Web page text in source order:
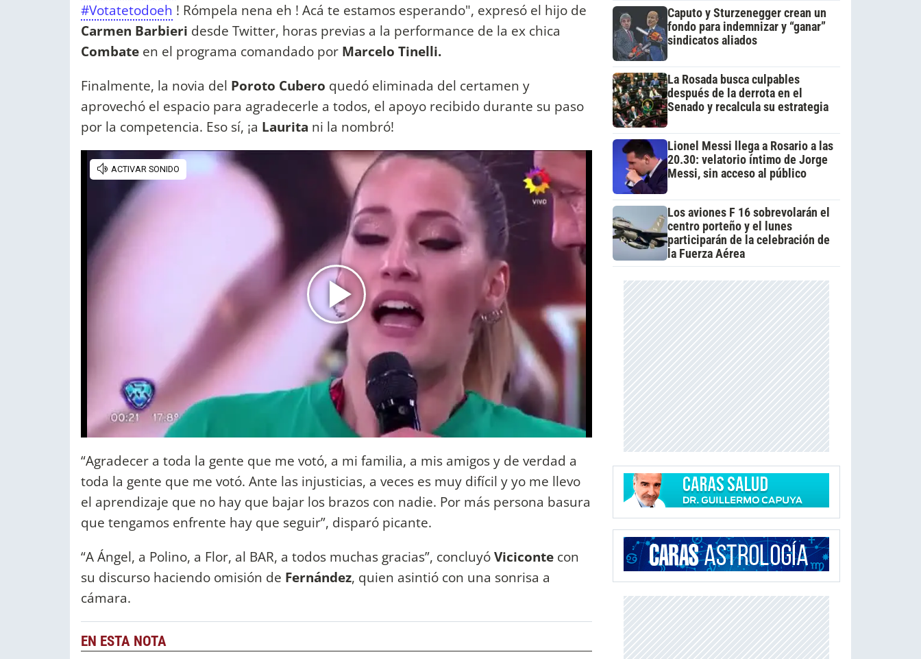
#Votatetodoeh ! Rómpela nena eh ! Acá te estamos esperando", expresó el hijo de
Carmen Barbieri desde Twitter, horas previas a la performance de la ex chica
Combate en el programa comandado por Marcelo Tinelli.
Finalmente, la novia del Poroto Cubero quedó eliminada del certamen y
aprovechó el espacio para agradecerle a todos, el apoyo recibido durante su paso
por la competencia. Eso sí, ¡a Laurita ni la nombró!
“Agradecer a toda la gente que me votó, a mi familia, a mis amigos y de verdad a
toda la gente que me votó. Ante las injusticias, a veces es muy difícil y yo me llevo
el aprendizaje que no hay que bajar los brazos con nadie. Por más persona basura
que tengamos enfrente hay que seguir”, disparó picante.
“A Ángel, a Polino, a Flor, al BAR, a todos muchas gracias”, concluyóViciconte con
su discurso haciendo omisión de Fernández, quien asintió con una sonrisa a
cámara.
EN ESTA NOTA
Caputo y Sturzenegger crean un
fondo para indemnizar y “ganar”
sindicatos aliados
La Rosada busca culpables
después de la derrota en el
Senado y recalcula su estrategia
Lionel Messi llega a Rosario a las
20.30: velatorio íntimo de Jorge
Messi, sin acceso al público
Los aviones F 16 sobrevolarán el
centro porteño y el lunes
participarán de la celebración de
la Fuerza Aérea